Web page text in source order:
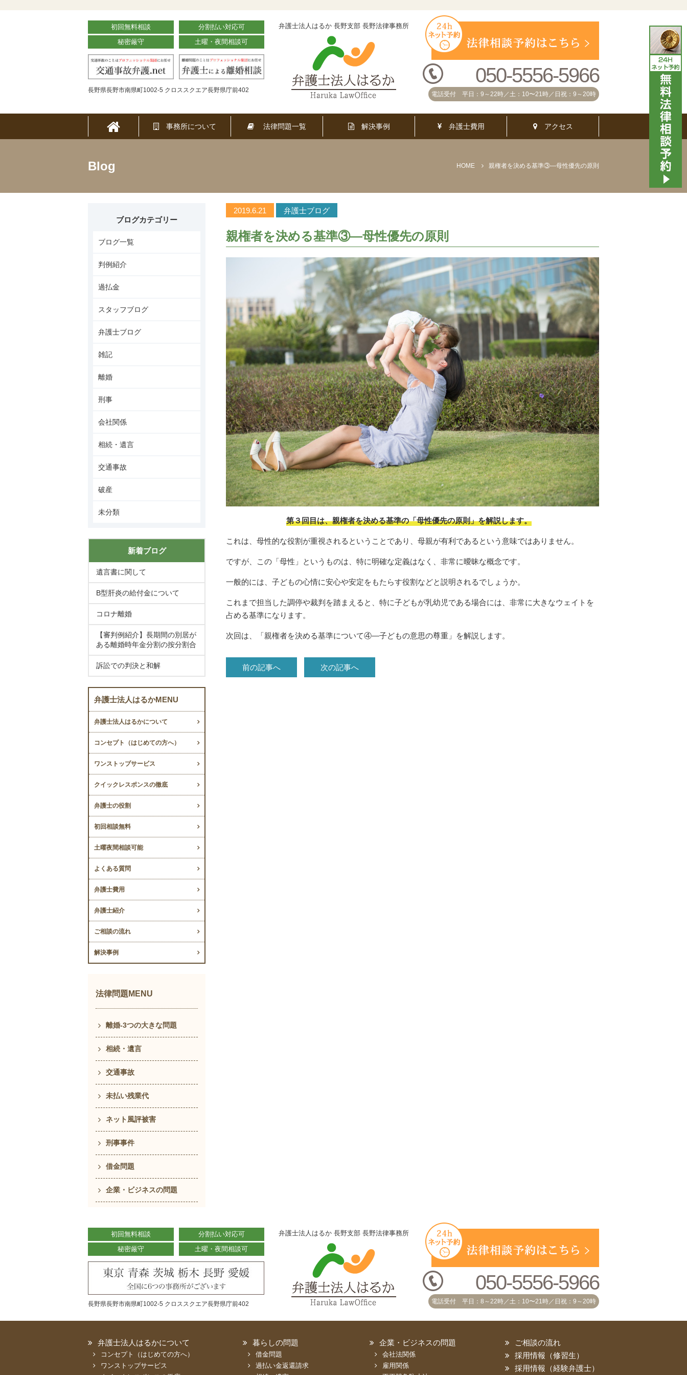
初回無料相談
分割払い対応可
秘密厳守
土曜・夜間相談可
長野県長野市南県町1002-5 クロススクエア長野県庁前402
弁護士法人はるか 長野支部 長野法律事務所
050-5556-5966
電話受付 平日：9～22時／土：10〜21時／日祝：9～20時
事務所について 法律問題一覧 解決事例 弁護士費用 アクセス
Blog HOME 親権者を決める基準③―母性優先の原則
2019.6.21 弁護士ブログ
親権者を決める基準③―母性優先の原則
第３回目は、親権者を決める基準の「母性優先の原則」を解説します。
これは、母性的な役割が重視されるということであり、母親が有利であるという意味ではありません。
ですが、この「母性」というものは、特に明確な定義はなく、非常に曖昧な概念です。
一般的には、子どもの心情に安心や安定をもたらす役割などと説明されるでしょうか。
これまで担当した調停や裁判を踏まえると、特に子どもが乳幼児である場合には、非常に大きなウェイトを
占める基準になります。
次回は、「親権者を決める基準について④―子どもの意思の尊重」を解説します。
前の記事へ 次の記事へ
ブログカテゴリー
ブログ一覧
判例紹介
過払金
スタッフブログ
弁護士ブログ
雑記
離婚
刑事
会社関係
相続・遺言
交通事故
破産
未分類
新着ブログ
遺言書に関して
B型肝炎の給付金について
コロナ離婚
【審判例紹介】長期間の別居が
ある離婚時年金分割の按分割合
訴訟での判決と和解
弁護士法人はるかMENU
弁護士法人はるかについて
コンセプト（はじめての方へ）
ワンストップサービス
クイックレスポンスの徹底
弁護士の役割
初回相談無料
土曜夜間相談可能
よくある質問
弁護士費用
弁護士紹介
ご相談の流れ
解決事例
法律問題MENU
離婚-3つの大きな問題
相続・遺言
交通事故
未払い残業代
ネット風評被害
刑事事件
借金問題
企業・ビジネスの問題
初回無料相談
分割払い対応可
秘密厳守
土曜・夜間相談可
長野県長野市南県町1002-5 クロススクエア長野県庁前402
弁護士法人はるか 長野支部 長野法律事務所
050-5556-5966
電話受付 平日：8～22時／土：10〜21時／日祝：9～20時
弁護士法人はるかについて
コンセプト（はじめての方へ）
ワンストップサービス
暮らしの問題
借金問題
過払い金返還請求
企業・ビジネスの問題
会社法関係
雇用関係
ご相談の流れ
採用情報（修習生）
採用情報（経験弁護士）